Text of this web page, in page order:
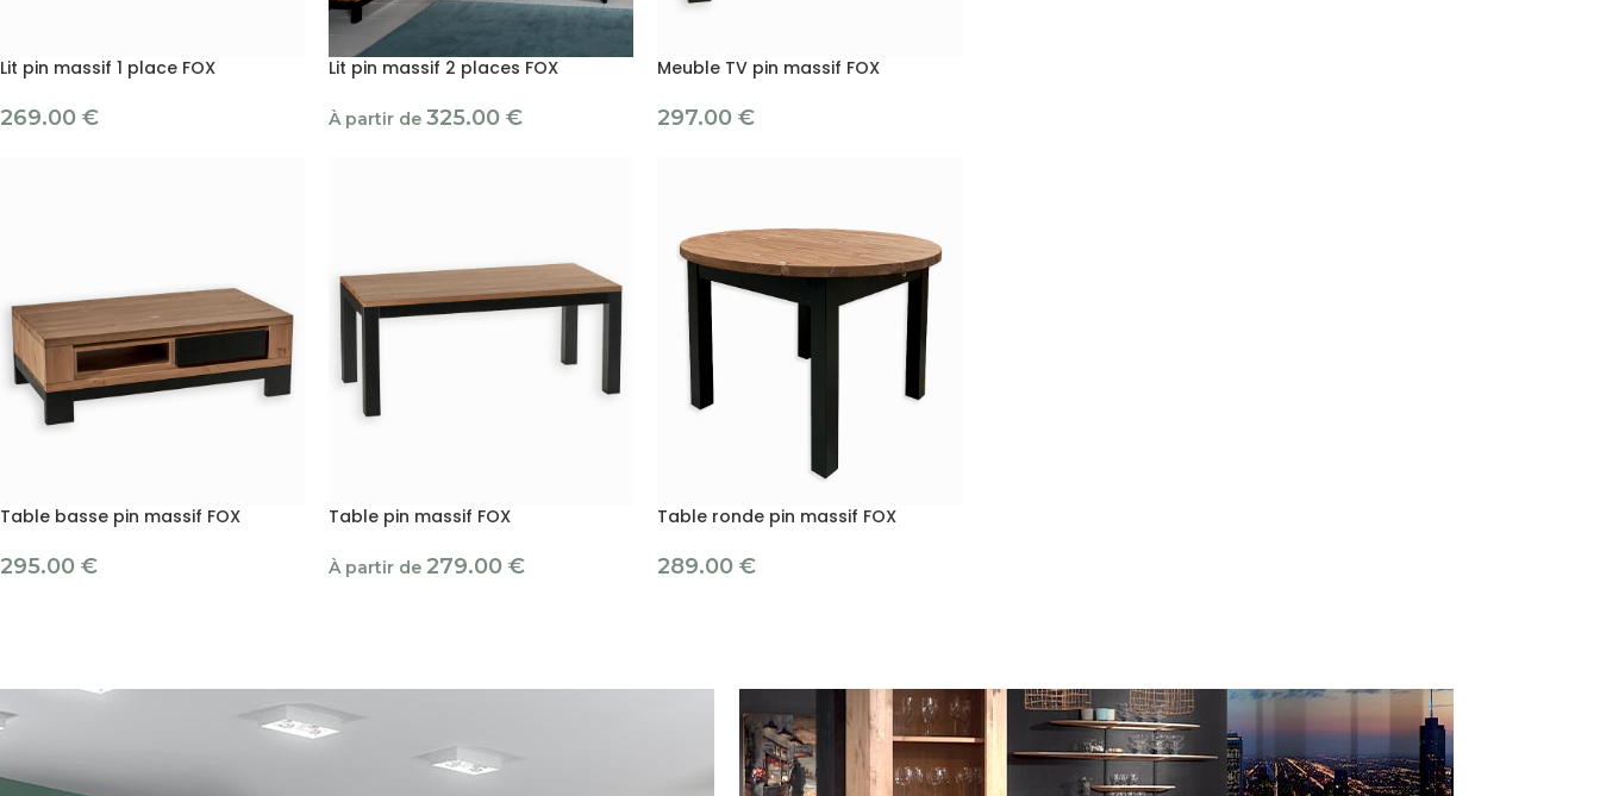
Lit pin massif 1 place FOX
269.00 €
Lit pin massif 2 places FOX
À partir de 325.00 €
Meuble TV pin massif FOX
297.00 €
Table basse pin massif FOX
295.00 €
Table pin massif FOX
À partir de 279.00 €
Table ronde pin massif FOX
289.00 €